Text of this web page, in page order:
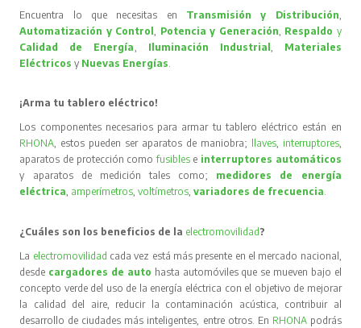
Encuentra lo que necesitas en Transmisión y Distribución
Automatización y Control
Potencia y Generación Respaldo y
Calidad de Energía
Iluminación Industrial
Materiales
Eléctricos y Nuevas Energías
¡Arma tu tablero eléctrico!
Los componentes necesarios para armar tu tablero eléctrico están en
RHONA , estos pueden ser aparatos de maniobra; llaves, interruptores,
aparatos de protección comofusibles e interruptores automáticos
y aparatos de medición tales como; medidores de energía
eléctrica amperímetros ,voltímetros ,variadores de frecuencia
¿Cuáles son los beneficios de la electromovilidad?
La electromovilidad cada vez está más presente en el mercado nacional,
desde cargadores de auto hasta automóviles que se mueven bajo el
concepto verde del uso de la energía eléctrica con el objetivo de mejorar
la calidad del aire, reducir la contaminación acústica, contribuir al
desarrollo de ciudades más inteligentes, entre otros. En RHONA podrás